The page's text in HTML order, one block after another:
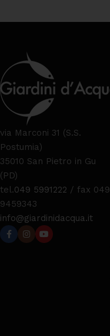
via Marconi 31 (S.S.
Postumia)
35010 San Pietro in Gu
(PD)
tel.049 5991222 / fax 049
9459343
info@giardinidacqua.it